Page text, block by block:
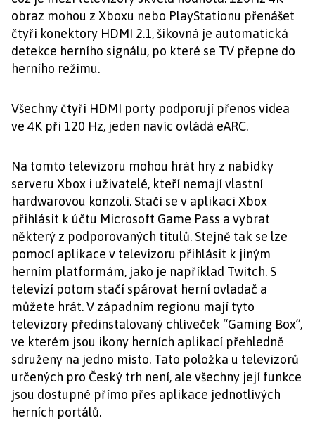
obraz mohou z Xboxu nebo PlayStationu přenášet
čtyři konektory HDMI 2.1, šikovná je automatická
detekce herního signálu, po které se TV přepne do
herního režimu.
Všechny čtyři HDMI porty podporují přenos videa
ve 4K při 120 Hz, jeden navíc ovládá eARC.
Na tomto televizoru mohou hrát hry z nabídky
serveru Xbox i uživatelé, kteří nemají vlastní
hardwarovou konzoli. Stačí se v aplikaci Xbox
přihlásit k účtu Microsoft Game Pass a vybrat
některý z podporovaných titulů. Stejně tak se lze
pomocí aplikace v televizoru přihlásit k jiným
herním platformám, jako je například Twitch. S
televizí potom stačí spárovat herní ovladač a
můžete hrát. V západním regionu mají tyto
televizory předinstalovaný chlíveček “Gaming Box”,
ve kterém jsou ikony herních aplikací přehledně
sdruženy na jedno místo. Tato položka u televizorů
určených pro Český trh není, ale všechny její funkce
jsou dostupné přímo přes aplikace jednotlivých
herních portálů.